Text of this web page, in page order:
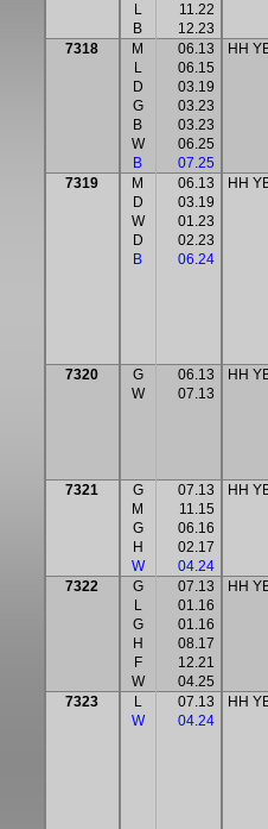
L
B
11.22
12.23
7318
M
L
D
G
B
W
B
06.13
06.15
03.19
03.23
03.23
06.25
07.25
HH
7319
M
D
W
D
B
06.13
03.19
01.23
02.23
06.24
HH
7320
G
W
06.13
07.13
HH
7321
G
M
G
H
W
07.13
11.15
06.16
02.17
04.24
HH
7322
G
L
G
H
F
W
07.13
01.16
01.16
08.17
12.21
04.25
HH
7323
L
W
07.13
04.24
HH